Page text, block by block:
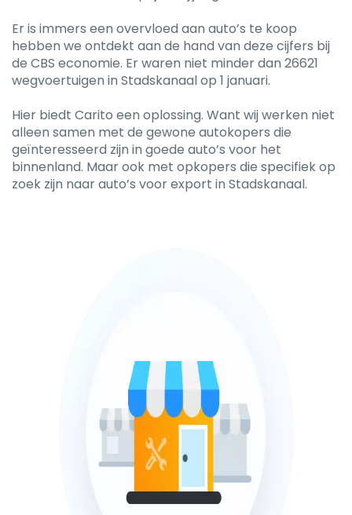
Er is immers een overvloed aan auto’s te koop
hebben we ontdekt aan de hand van deze cijfers bij
de CBS economie. Er waren niet minder dan 26621
wegvoertuigen in Stadskanaal op 1 januari.
Hier biedt Carito een oplossing. Want wij werken niet
alleen samen met de gewone autokopers die
geïnteresseerd zijn in goede auto’s voor het
binnenland. Maar ook met opkopers die specifiek op
zoek zijn naar auto’s voor export in Stadskanaal.